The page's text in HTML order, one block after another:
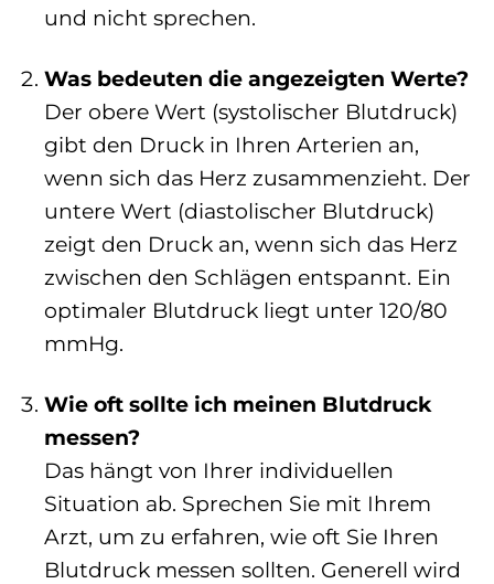
und nicht sprechen.
Was bedeuten die angezeigten Werte?
Der obere Wert (systolischer Blutdruck)
gibt den Druck in Ihren Arterien an,
wenn sich das Herz zusammenzieht. Der
untere Wert (diastolischer Blutdruck)
zeigt den Druck an, wenn sich das Herz
zwischen den Schlägen entspannt. Ein
optimaler Blutdruck liegt unter 120/80
mmHg.
Wie oft sollte ich meinen Blutdruck
messen?
Das hängt von Ihrer individuellen
Situation ab. Sprechen Sie mit Ihrem
Arzt, um zu erfahren, wie oft Sie Ihren
Blutdruck messen sollten. Generell wird